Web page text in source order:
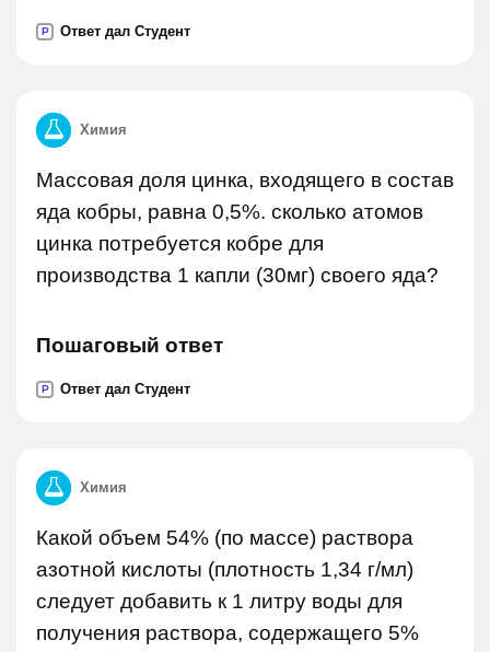
P Ответ дал Студент
Химия
Массовая доля цинка, входящего в состав
яда кобры, равна 0,5%. сколько атомов
цинка потребуется кобре для
производства 1 капли (30мг) своего яда?
Пошаговый ответ
P Ответ дал Студент
Химия
Какой объем 54% (по массе) раствора
азотной кислоты (плотность 1,34 г/мл)
следует добавить к 1 литру воды для
получения раствора, содержащего 5%